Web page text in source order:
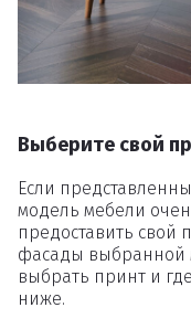
Выберите свой
Если
модель мебели
предоставить свой
фасады выбранной
выбрать принт и
ниже.